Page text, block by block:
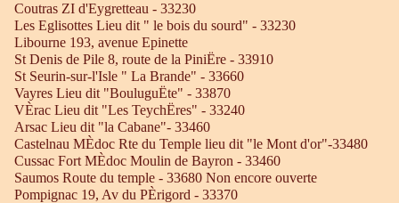
Coutras ZI d'Eygretteau - 33230
Les Eglisottes Lieu dit " le bois du sourd" - 33230
Libourne 193, avenue Epinette
St Denis de Pile 8, route de la PiniËre - 33910
St Seurin-sur-l'Isle " La Brande" - 33660
Vayres Lieu dit "BouluguËte" - 33870
VÈrac Lieu dit "Les TeychËres" - 33240
Arsac Lieu dit "la Cabane"- 33460
Castelnau MÈdoc Rte du Temple lieu dit "le Mont d'or"-33480
Cussac Fort MÈdoc Moulin de Bayron - 33460
Saumos Route du temple - 33680 Non encore ouverte
Pompignac 19, Av du PÈrigord - 33370